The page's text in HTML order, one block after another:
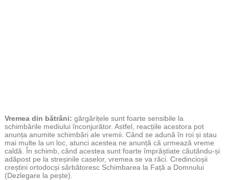
Vremea din bătrâni: gărgărițele sunt foarte sensibile la
schimbările mediului înconjurător. Astfel, reacțiile acestora pot
anunța anumite schimbări ale vremii. Când se adună în roi și stau
mai multe la un loc, atunci acestea ne anunță că urmează vreme
caldă. În schimb, când acestea sunt foarte împrăștiate căutându-și
adăpost pe la streșinile caselor, vremea se va răci. Credincioșii
creștini ortodocși sărbătoresc Schimbarea la Față a Domnului
(Dezlegare la pește).